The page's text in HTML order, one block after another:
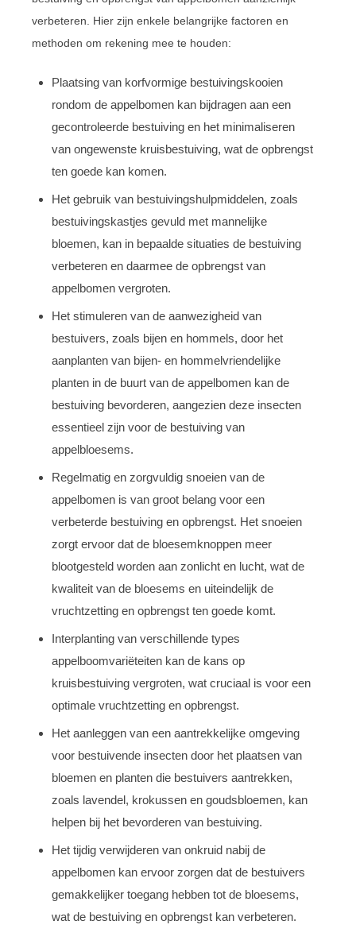
verbeteren. Hier zijn enkele belangrijke factoren en
methoden om rekening mee te houden:
Plaatsing van korfvormige bestuivingskooien
rondom de appelbomen kan bijdragen aan een
gecontroleerde bestuiving en het minimaliseren
van ongewenste kruisbestuiving, wat de opbrengst
ten goede kan komen.
Het gebruik van bestuivingshulpmiddelen, zoals
bestuivingskastjes gevuld met mannelijke
bloemen, kan in bepaalde situaties de bestuiving
verbeteren en daarmee de opbrengst van
appelbomen vergroten.
Het stimuleren van de aanwezigheid van
bestuivers, zoals bijen en hommels, door het
aanplanten van bijen- en hommelvriendelijke
planten in de buurt van de appelbomen kan de
bestuiving bevorderen, aangezien deze insecten
essentieel zijn voor de bestuiving van
appelbloesems.
Regelmatig en zorgvuldig snoeien van de
appelbomen is van groot belang voor een
verbeterde bestuiving en opbrengst. Het snoeien
zorgt ervoor dat de bloesemknoppen meer
blootgesteld worden aan zonlicht en lucht, wat de
kwaliteit van de bloesems en uiteindelijk de
vruchtzetting en opbrengst ten goede komt.
Interplanting van verschillende types
appelboomvariëteiten kan de kans op
kruisbestuiving vergroten, wat cruciaal is voor een
optimale vruchtzetting en opbrengst.
Het aanleggen van een aantrekkelijke omgeving
voor bestuivende insecten door het plaatsen van
bloemen en planten die bestuivers aantrekken,
zoals lavendel, krokussen en goudsbloemen, kan
helpen bij het bevorderen van bestuiving.
Het tijdig verwijderen van onkruid nabij de
appelbomen kan ervoor zorgen dat de bestuivers
gemakkelijker toegang hebben tot de bloesems,
wat de bestuiving en opbrengst kan verbeteren.